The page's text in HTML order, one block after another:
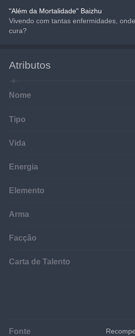
"Além da Mortalidade" Baizhu
Vivendo com tantas enfermidades,
cura?
Atributos
Nome
Tipo
Vida
Energia
Elemento
Arma
Facção
Carta de Talento
Fonte